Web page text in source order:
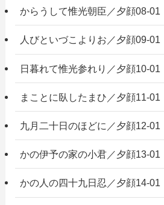
からうして惟光朝臣／夕顔08-01
人びといづこよりお／夕顔09-01
日暮れて惟光参れり／夕顔10-01
まことに臥したまひ／夕顔11-01
九月二十日のほどに／夕顔12-01
かの伊予の家の小君／夕顔13-01
かの人の四十九日忍／夕顔14-01